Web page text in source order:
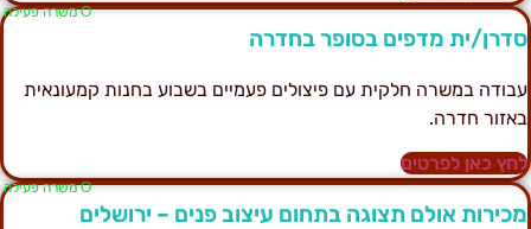
Ο משרה פעילה
ית מדפים בסופר בחדרה
במשרה חלקית עם פיצולים פעמיים בשבוע בחנות קמעונאית
חדרה.
כאן לפרטים
Ο משרה פעילה
אולם תצוגה בתחום עיצוב פנים – ירושלים